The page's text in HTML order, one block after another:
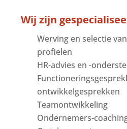
Wij zijn
Werving en selectie
profielen
HR-advies en -
ontwikkelgesprekken
Teamontwikkeling
Ondernemers-